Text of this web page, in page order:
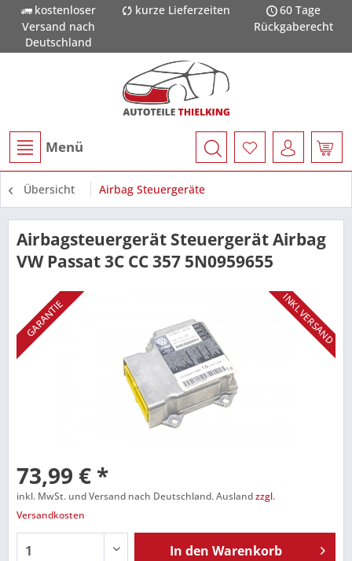
kostenloser
Versand nach
Deutschland
kurze Lieferzeiten
60 Tage
Rückgaberecht
Menü
Übersicht Airbag Steuergeräte
Airbagsteuergerät Steuergerät Airbag
VW Passat 3C CC 357 5N0959655
GARANTIE INKL VERSAND
73,99 € *
inkl. MwSt. und Versand nach Deutschland. Auslandzzgl.
Versandkosten
In den Warenkorb